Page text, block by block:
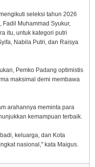
seleksi tahun 2026
Fadil Muhammad Syukur,
itu, untuk kategori putri
Nabila Putri, dan Raisya
Pemko Padang optimistis
maksimal demi membawa
arahannya meminta para
kemampuan terbaik.
keluarga, dan Kota
nasional," kata Maigus.